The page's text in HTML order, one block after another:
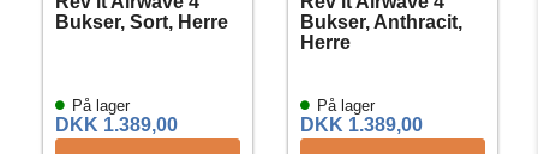
Bukser, Sort, Herre
På lager
DKK 1.389,00
Bukser, Anthracit,
Herre
På lager
DKK 1.389,00